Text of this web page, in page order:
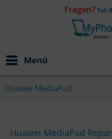
Fragen? Tel:
Menü
Huawei MediaPad
Huawei MediaPad